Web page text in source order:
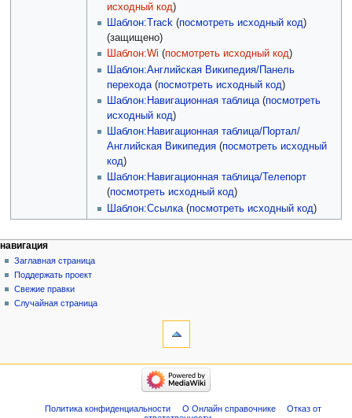
исходный код)
Шаблон:Track (посмотреть исходный код)
(защищено)
Шаблон:Wi (посмотреть исходный код)
Шаблон:Английская Википедия/Панель
перехода (посмотреть исходный код)
Шаблон:Навигационная таблица (посмотреть
исходный код)
Шаблон:Навигационная таблица/Портал/
Английская Википедия (посмотреть исходный
код)
Шаблон:Навигационная таблица/Телепорт
(посмотреть исходный код)
Шаблон:Ссылка (посмотреть исходный код)
навигация
Заглавная страница
Поддержать проект
Свежие правки
Случайная страница
Политика конфиденциальности О Онлайн справочнике
Отказ от